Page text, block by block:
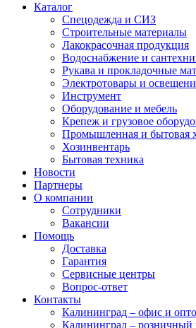
Каталог
Спецодежда и СИЗ
Строительные материалы
Лакокрасочная продукция
Водоснабжение и
Рукава и прокладочные
Электротовары и
Инструмент
Оборудование и мебель
Крепеж и грузовое
Промышленная и бытовая
Хозинвентарь
Бытовая техника
Новости
Партнеры
О компании
Сотрудники
Вакансии
Помощь
Доставка
Гарантия
Сервисные центры
Вопрос-ответ
Контакты
Калининград – офис и
Калининград – розничный